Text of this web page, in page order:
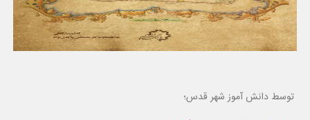
توسط دانش آموز شهر قدس؛